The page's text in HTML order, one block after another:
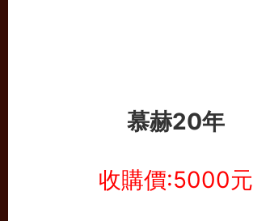
慕赫20年
收購價:5000元